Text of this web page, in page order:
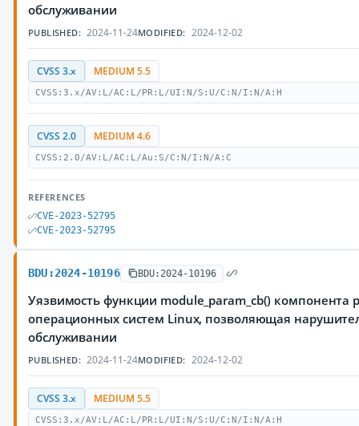
обслуживании
PUBLISHED: 2024-11-24MODIFIED: 2024-12-02
CVSS 3.x MEDIUM 5.5
CVSS:3.x/AV:L/AC:L/PR:L/UI:N/S:U/C:N/I:N/A:H
CVSS 2.0 MEDIUM 4.6
CVSS:2.0/AV:L/AC:L/Au:S/C:N/I:N/A:C
REFERENCES
CVE-2023-52795
CVE-2023-52795
BDU:2024-10196 BDU:2024-10196
Уязвимость функции module_param_cb() компонента
операционных систем Linux, позволяющая
обслуживании
PUBLISHED: 2024-11-24MODIFIED: 2024-12-02
CVSS 3.x MEDIUM 5.5
CVSS:3.x/AV:L/AC:L/PR:L/UI:N/S:U/C:N/I:N/A:H